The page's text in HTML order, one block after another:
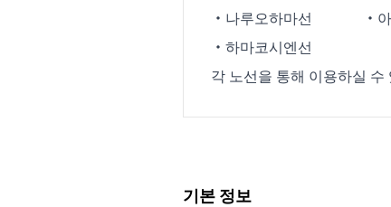
・나루오하마선 ・아
・하마코시엔선
각 노선을 통해 이용하실
기본 정보